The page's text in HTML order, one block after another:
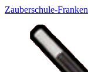
Zauberschule-Franken